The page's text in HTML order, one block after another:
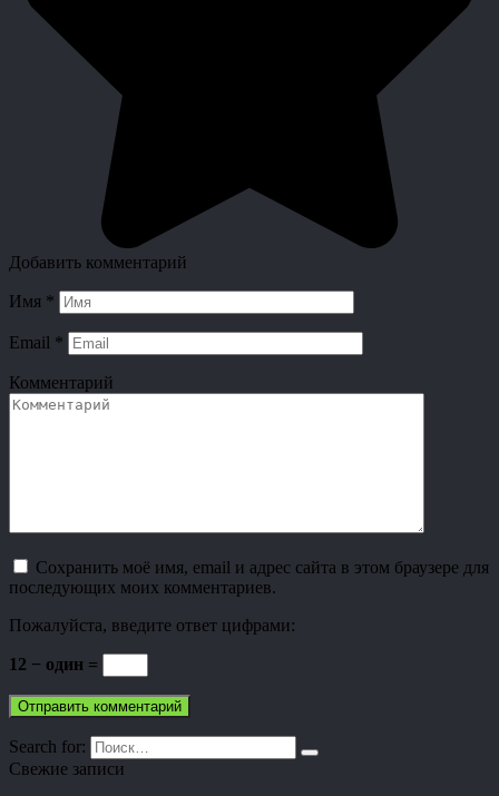
Добавить комментарий
Имя *
Email *
Комментарий
Сохранить моё имя, email и адрес сайта в этом браузере для
последующих моих комментариев.
Пожалуйста, введите ответ цифрами:
12 − один =
Search for:
Свежие записи